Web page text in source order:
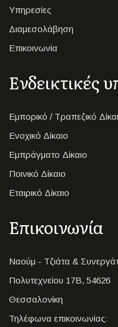
Υπηρεσίες
Διαμεσολάβηση
Επικοινωνία
Ενδεικτικές
Εμπορικό / Τραπεζικό
Ενοχικό Δίκαιο
Εμπράγματο Δίκαιο
Ποινικό Δίκαιο
Εταιρικό Δίκαιο
Επικοινωνία
Ναούμ - Τζιάτα &
Πολυτεχνείου 17Β, 54626
Θεσσαλονίκη
Τηλέφωνα επικοινωνίας: